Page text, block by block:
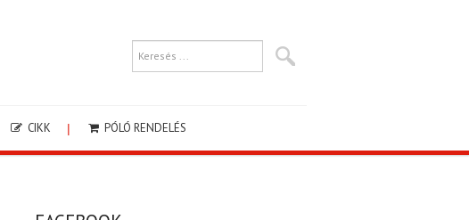
CIKK PÓLÓ RENDELÉS